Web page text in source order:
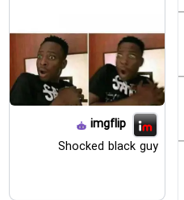
imgflip
Shocked black guy